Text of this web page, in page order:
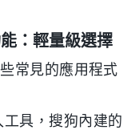
：輕量級選擇
常見的應用程式
工具，搜狗內建的